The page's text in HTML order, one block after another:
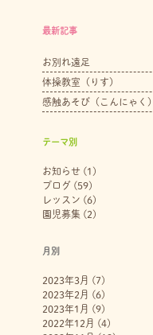
最新記事
お別れ遠足
体操教室（りす）
感触あそび（こんにゃく）
テーマ別
お知らせ(1)
ブログ (59)
レッスン (6)
園児募集 (2)
月別
2023年3月 (7)
2023年2月 (6)
2023年1月 (9)
2022年12月 (4)